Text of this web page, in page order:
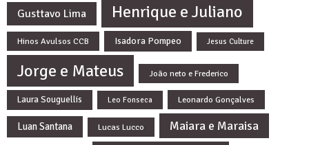
Gusttavo Lima Henrique e Juliano
Hinos Avulsos CCB Isadora Pompeo Jesus Culture
Jorge e Mateus João neto e Frederico
Laura Souguellis Leo Fonseca Leonardo Gonçalves
Luan Santana Lucas Lucco Maiara e Maraisa